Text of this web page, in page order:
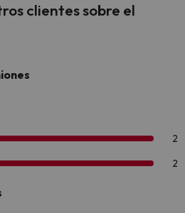
clientes sobre el